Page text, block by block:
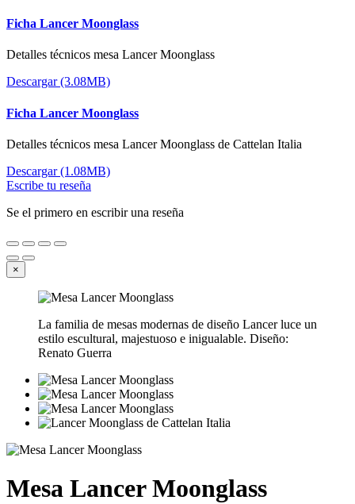
Ficha Lancer Moonglass
Detalles técnicos mesa Lancer Moonglass
Descargar (3.08MB)
Ficha Lancer Moonglass
Detalles técnicos mesa Lancer Moonglass de Cattelan Italia
Descargar (1.08MB)
Escribe tu reseña
Se el primero en escribir una reseña
×
La familia de mesas modernas de diseño Lancer luce un
estilo escultural, majestuoso e inigualable. Diseño:
Renato Guerra
Mesa Lancer Moonglass